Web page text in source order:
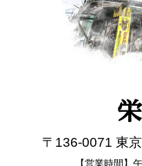
〒136-0071 東
【営業時間】